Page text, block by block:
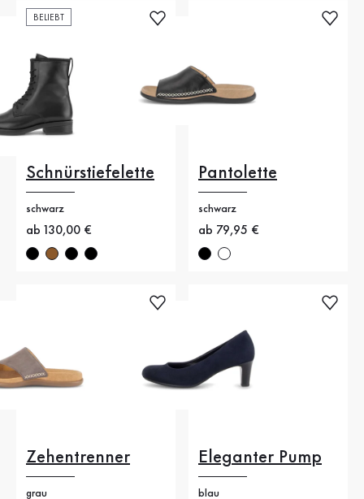
BELIEBT
Schnürstiefelette
schwarz
Neuer Preis
ab 130,00 €
Pantolette
schwarz
Neuer Preis
ab 79,95 €
Zehentrenner
grau
Eleganter Pump
blau